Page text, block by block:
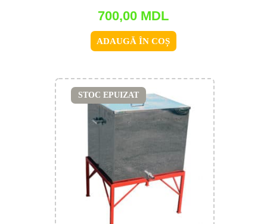
700,00 MDL
ADAUGĂ ÎN COȘ
STOC EPUIZAT